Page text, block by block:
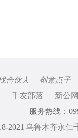
合伙人 创意点子
千友部落
新公
服务热线：
2021 乌鲁木齐永仁